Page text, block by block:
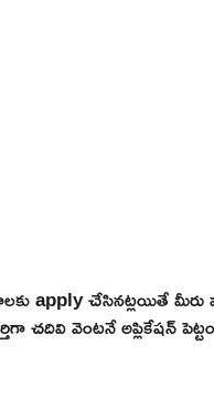
apply చేసినట్లయితే
చదివి వెంటనే అప్లికేషన్